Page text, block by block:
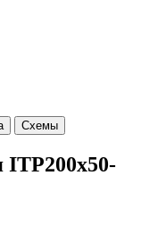
Схемы
ITP200x50-